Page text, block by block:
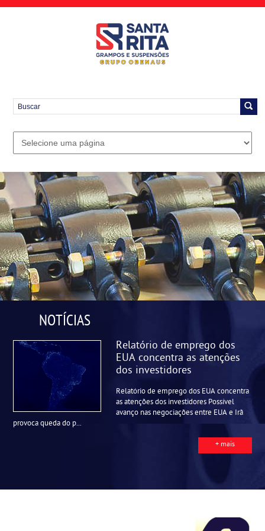
NOTÍCIAS
Relatório de emprego dos
EUA concentra as atenções
dos investidores
Relatório de emprego dos EUA concentra
as atenções dos investidores Possível
avanço nas negociações entre EUA e Irã
provoca queda do p...
+ mais